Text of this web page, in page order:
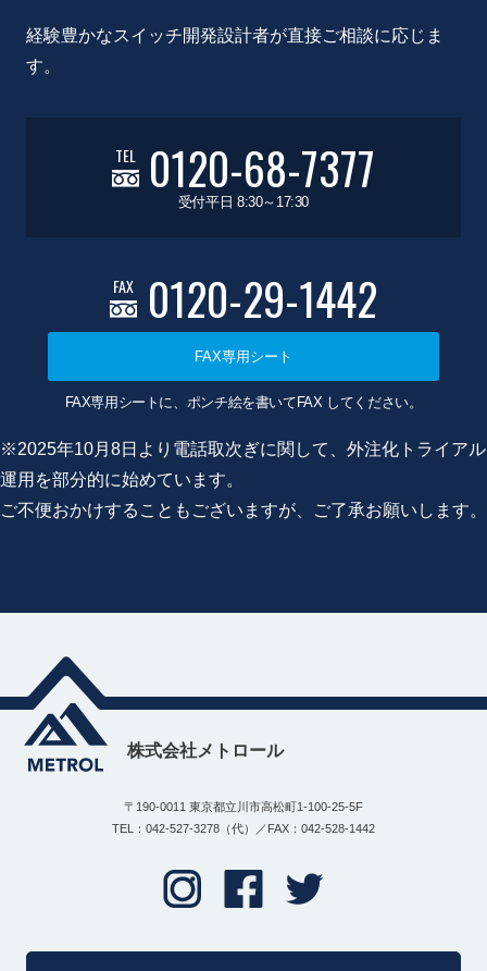
経験豊かなスイッチ開発設計者が直接ご相談に応じま
す。
TEL 0120-68-7377
受付平日 8:30～17:30
FAX 0120-29-1442
FAX専用シート
FAX専用シートに、ポンチ絵を書いてFAX してください。
※2025年10月8日より電話取次ぎに関して、外注化トライアル
運用を部分的に始めています。
ご不便おかけすることもございますが、ご了承お願いします。
株式会社メトロール
〒190-0011 東京都立川市高松町1-100-25-5F
TEL：042-527-3278（代）／FAX：042-528-1442